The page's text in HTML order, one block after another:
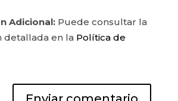
Adicional:Puede consultar la
detallada en la Política de